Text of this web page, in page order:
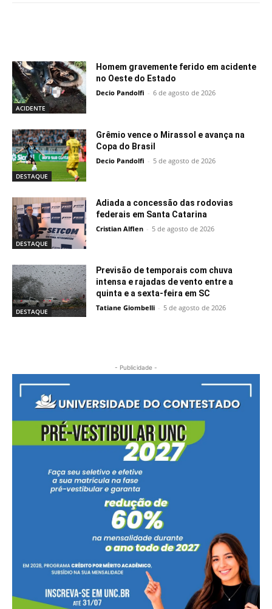
ACIDENTE
Homem gravemente ferido em acidente
no Oeste do Estado
Decio Pandolfi - 6 de agosto de 2026
DESTAQUE
Grêmio vence o Mirassol e avança na
Copa do Brasil
Decio Pandolfi - 5 de agosto de 2026
DESTAQUE
Adiada a concessão das rodovias
federais em Santa Catarina
Cristian Alflen - 5 de agosto de 2026
DESTAQUE
Previsão de temporais com chuva
intensa e rajadas de vento entre a
quinta e a sexta-feira em SC
Tatiane Giombelli - 5 de agosto de 2026
- Publicidade -